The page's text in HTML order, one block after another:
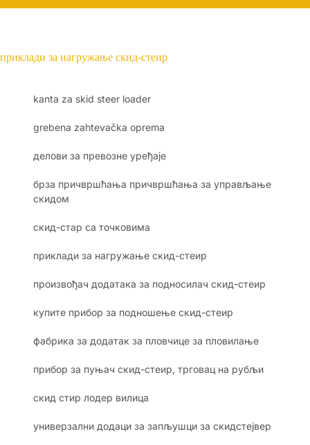
приклади за нагружање скид-стеир
kanta za skid steer loader
grebena zahtevačka oprema
делови за превозне уређаје
брза причвршћања причвршћања за управљање
скидом
скид-стар са точковима
приклади за нагружање скид-стеир
произвођач додатака за подносилач скид-стеир
купите прибор за подношење скид-стеир
фабрика за додатак за пловчице за пловилање
прибор за пуњач скид-стеир, трговац на рубљи
скид стир лодер вилица
универзални додаци за запљушци за скидстејвер